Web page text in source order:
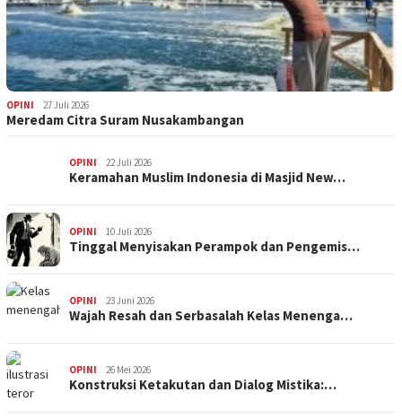
OPINI 27 Juli 2026
Meredam Citra Suram Nusakambangan
OPINI 22 Juli 2026
Keramahan Muslim Indonesia di Masjid New…
OPINI 10 Juli 2026
Tinggal Menyisakan Perampok dan Pengemis…
OPINI 23 Juni 2026
Wajah Resah dan Serbasalah Kelas Menenga…
OPINI 26 Mei 2026
Konstruksi Ketakutan dan Dialog Mistika:…